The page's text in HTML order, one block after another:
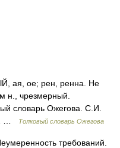
ая, ое; рен, ренна. Не
н., чрезмерный.
словарь Ожегова. С.И.
…
Толковый словарь Ожегова
требований.